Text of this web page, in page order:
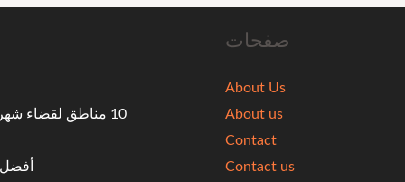
صفحات
About Us
About us
Contact
Contact us
10 مناطق لقضاء
أفضل